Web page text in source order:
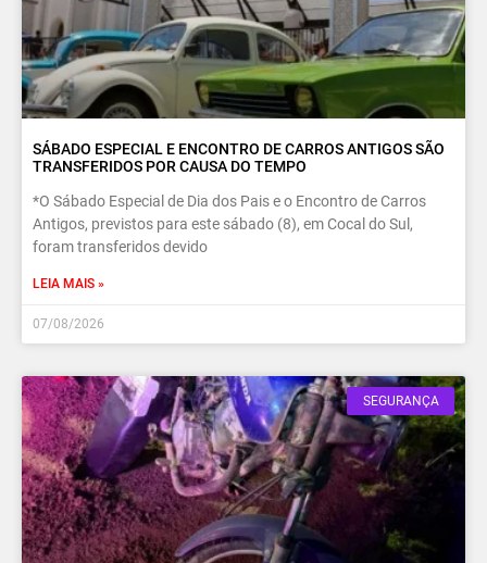
SÁBADO ESPECIAL E ENCONTRO DE CARROS ANTIGOS SÃO
TRANSFERIDOS POR CAUSA DO TEMPO
*O Sábado Especial de Dia dos Pais e o Encontro de Carros
Antigos, previstos para este sábado (8), em Cocal do Sul,
foram transferidos devido
LEIA MAIS »
07/08/2026
SEGURANÇA